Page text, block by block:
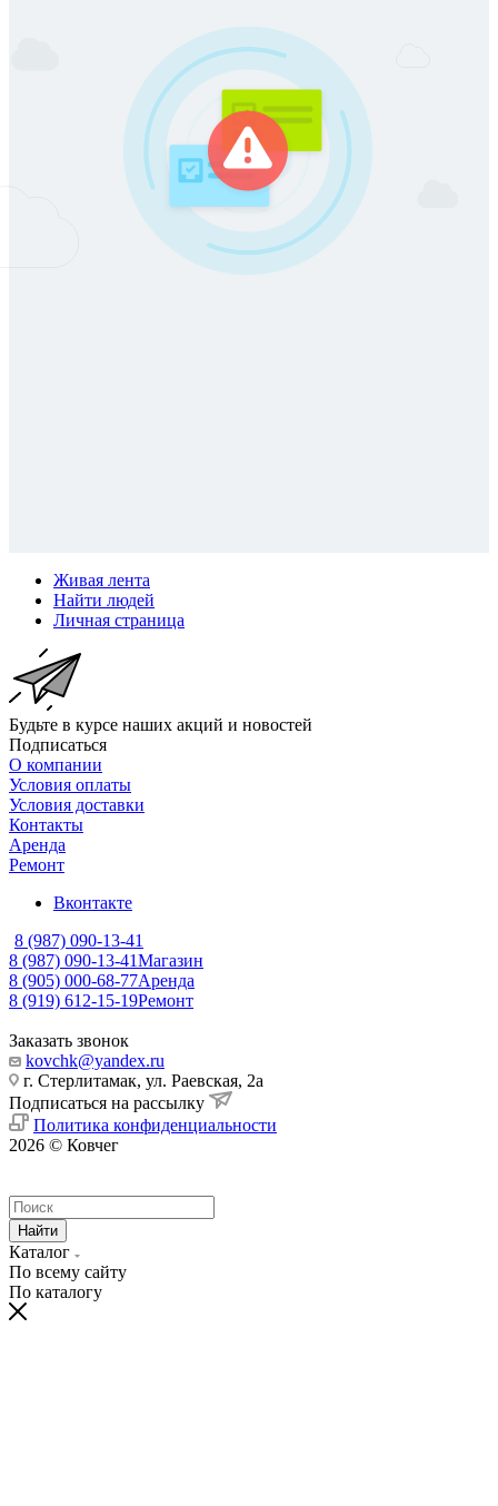
Живая лента
Найти людей
Личная страница
Будьте в курсе наших акций и новостей
Подписаться
О компании
Условия оплаты
Условия доставки
Контакты
Аренда
Ремонт
Вконтакте
8 (987) 090-13-41
8 (987) 090-13-41Магазин
8 (905) 000-68-77Аренда
8 (919) 612-15-19Ремонт
Заказать звонок
kovchk@yandex.ru
г. Стерлитамак, ул. Раевская, 2а
Подписаться на рассылку
Политика конфиденциальности
2026 © Ковчег
Найти
Каталог
По всему сайту
По каталогу